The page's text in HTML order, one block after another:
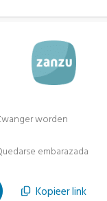
worden
embarazada
in nieuw tabblad
Kopieer link